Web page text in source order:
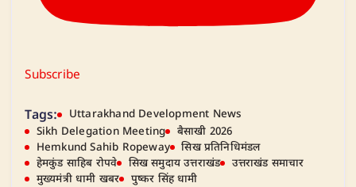
Subscribe
Tags:
Uttarakhand Development News
Sikh Delegation Meeting
बैसाखी 2026
Hemkund Sahib Ropeway
सिख प्रतिनिधिमंडल
हेमकुंड साहिब रोपवे
सिख समुदाय उत्तराखंड
उत्तराखंड समाचार
मुख्यमंत्री धामी खबर
पुष्कर सिंह धामी